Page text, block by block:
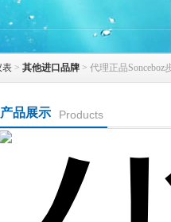
表 > 其他进口品牌 > 代理正品
产品展示 Products